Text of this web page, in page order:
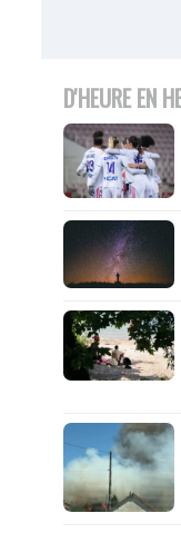
D'HEURE EN